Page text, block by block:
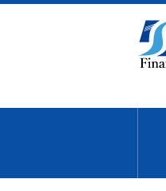
文
移